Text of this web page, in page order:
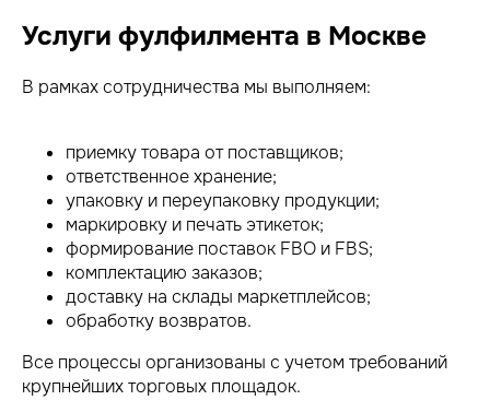
Услуги фулфилмента в Москве
В рамках сотрудничества мы выполняем:
приемку товара от поставщиков;
ответственное хранение;
упаковку и переупаковку продукции;
маркировку и печать этикеток;
формирование поставок FBO и FBS;
комплектацию заказов;
доставку на склады маркетплейсов;
обработку возвратов.
Все процессы организованы с учетом требований
крупнейших торговых площадок.